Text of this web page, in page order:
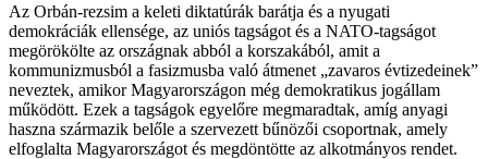
Az Orbán-rezsim a keleti diktatúrák barátja és a nyugati
demokráciák ellensége, az uniós tagságot és a NATO-tagságot
megörökölte az országnak abból a korszakából, amit a
kommunizmusból a fasizmusba való átmenet „zavaros évtizedeinek”
neveztek, amikor Magyarországon még demokratikus jogállam
működött. Ezek a tagságok egyelőre megmaradtak, amíg anyagi
haszna származik belőle a szervezett bűnözői csoportnak, amely
elfoglalta Magyarországot és megdöntötte az alkotmányos rendet.